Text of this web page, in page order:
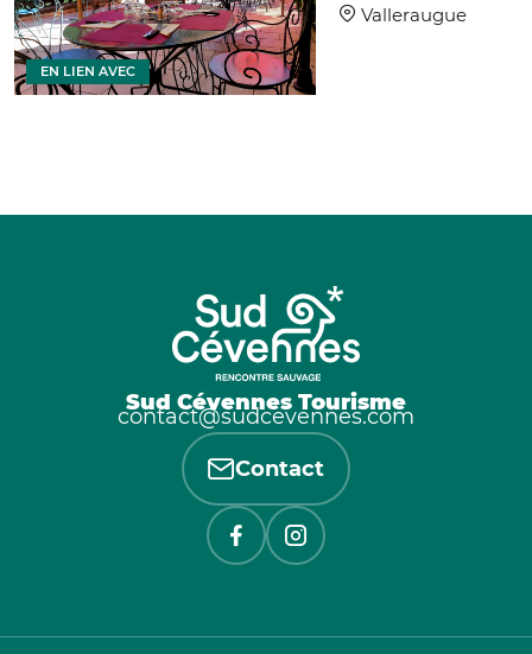
Valleraugue
EN LIEN AVEC
Sud Cévennes Tourisme
contact@sudcevennes.com
Contact